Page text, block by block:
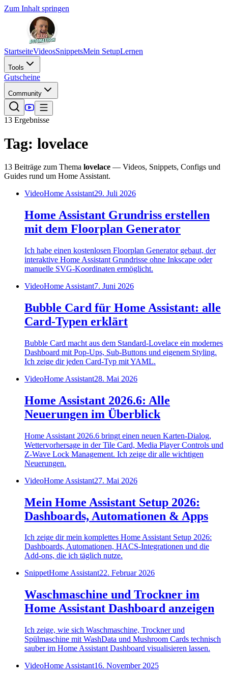
Zum Inhalt springen
StartseiteVideosSnippetsMein SetupLernen
Tools
Gutscheine
Community
13 Ergebnisse
Tag: lovelace
13 Beiträge zum Thema lovelace — Videos, Snippets, Configs und
Guides rund um Home Assistant.
VideoHome Assistant29. Juli 2026
Home Assistant Grundriss erstellen
mit dem Floorplan Generator
Ich habe einen kostenlosen Floorplan Generator gebaut, der
interaktive Home Assistant Grundrisse ohne Inkscape oder
manuelle SVG-Koordinaten ermöglicht.
VideoHome Assistant7. Juni 2026
Bubble Card für Home Assistant: alle
Card-Typen erklärt
Bubble Card macht aus dem Standard-Lovelace ein modernes
Dashboard mit Pop-Ups, Sub-Buttons und eigenem Styling.
Ich zeige dir jeden Card-Typ mit YAML.
VideoHome Assistant28. Mai 2026
Home Assistant 2026.6: Alle
Neuerungen im Überblick
Home Assistant 2026.6 bringt einen neuen Karten-Dialog,
Wettervorhersage in der Tile Card, Media Player Controls und
Z-Wave Lock Management. Ich zeige dir alle wichtigen
Neuerungen.
VideoHome Assistant27. Mai 2026
Mein Home Assistant Setup 2026:
Dashboards, Automationen & Apps
Ich zeige dir mein komplettes Home Assistant Setup 2026:
Dashboards, Automationen, HACS-Integrationen und die
Add-ons, die ich täglich nutze.
SnippetHome Assistant22. Februar 2026
Waschmaschine und Trockner im
Home Assistant Dashboard anzeigen
Ich zeige, wie sich Waschmaschine, Trockner und
Spülmaschine mit WashData und Mushroom Cards technisch
sauber im Home Assistant Dashboard visualisieren lassen.
VideoHome Assistant16. November 2025